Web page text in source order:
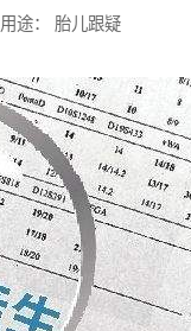
途： 胎儿跟疑